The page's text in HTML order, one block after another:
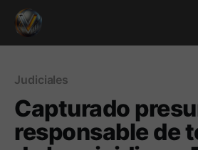
Judiciales
Capturado
responsable de